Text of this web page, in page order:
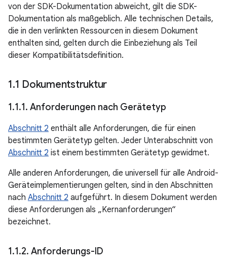
von der SDK-Dokumentation abweicht, gilt die SDK-
Dokumentation als maßgeblich. Alle technischen Details,
die in den verlinkten Ressourcen in diesem Dokument
enthalten sind, gelten durch die Einbeziehung als Teil
dieser Kompatibilitätsdefinition.
1.1 Dokumentstruktur
1.1.1. Anforderungen nach Gerätetyp
Abschnitt 2 enthält alle Anforderungen, die für einen
bestimmten Gerätetyp gelten. Jeder Unterabschnitt von
Abschnitt 2 ist einem bestimmten Gerätetyp gewidmet.
Alle anderen Anforderungen, die universell für alle Android-
Geräteimplementierungen gelten, sind in den Abschnitten
nach Abschnitt 2 aufgeführt. In diesem Dokument werden
diese Anforderungen als „Kernanforderungen“
bezeichnet.
1.1.2. Anforderungs-ID